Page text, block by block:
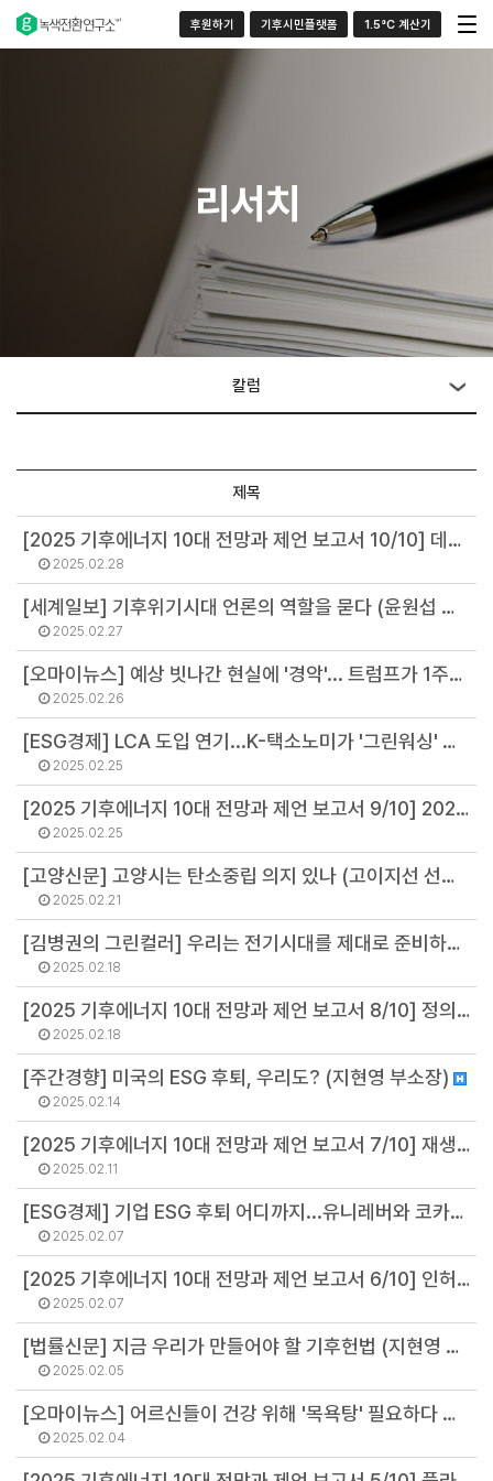
후원하기 기후시민플랫폼 1.5°C 계산기
리서치
칼럼
제목
[2025 기후에너지 10대 전망과 제언 보고서 10/10] 데이터센터 전력 수요, 2배로 는다…분산과 수요관리가 해법 (강민영 연구원)
2025.02.28
[세계일보] 기후위기시대 언론의 역할을 묻다 (윤원섭 선임연구원)
2025.02.27
[오마이뉴스] 예상 빗나간 현실에 '경악'... 트럼프가 1주일 동안 저지른 일 (김병권 연구위원)
2025.02.26
[ESG경제] LCA 도입 연기...K-택소노미가 '그린워싱' 막을 수 있나? (정영주 연구원)
2025.02.25
[2025 기후에너지 10대 전망과 제언 보고서 9/10] 2025년 기후재난에 우리는 무사할 수 있을까…적응대책 쟁점 세 가지 (황정화 연구원)
2025.02.25
[고양신문] 고양시는 탄소중립 의지 있나 (고이지선 선임연구원)
2025.02.21
[김병권의 그린컬러] 우리는 전기시대를 제대로 준비하고 있나 (김병권 연구위원)
2025.02.18
[2025 기후에너지 10대 전망과 제언 보고서 8/10] 정의로운 전환, 속도 높이려면 노동자·지역주민 참여부터 (배보람 팀장)
2025.02.18
[주간경향] 미국의 ESG 후퇴, 우리도? (지현영 부소장)
2025.02.14
[2025 기후에너지 10대 전망과 제언 보고서 7/10] 재생에너지가 있는 곳에 공장을 짓게 하라 (오용석 팀장)
2025.02.11
[ESG경제] 기업 ESG 후퇴 어디까지...유니레버와 코카콜라 사례 뜯어보니 (서진석 연구위원)
2025.02.07
[2025 기후에너지 10대 전망과 제언 보고서 6/10] 인허가에만 5년 8개월? 해상풍력·영농형 태양광 늘리는 5가지 정책 (오선아 연구원)
2025.02.07
[법률신문] 지금 우리가 만들어야 할 기후헌법 (지현영 부소장)
2025.02.05
[오마이뉴스] 어르신들이 건강 위해 '목욕탕' 필요하다 한 이유 (황정화 연구원)
2025.02.04